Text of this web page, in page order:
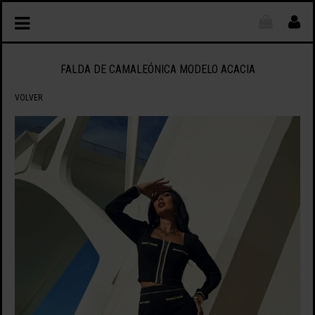
FALDA DE CAMALEÓNICA MODELO ACACIA
VOLVER